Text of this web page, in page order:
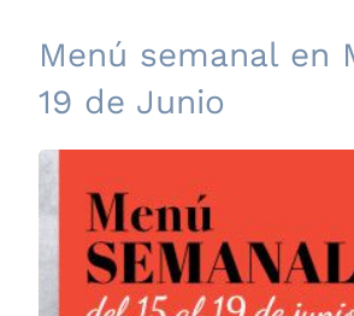
Menú semanal en
19 de Junio